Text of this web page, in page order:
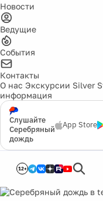
Новости
Ведущие
События
Контакты
О нас Экскурсии Silver
информация
Слушайте
Серебряный
дождь
App Store
12+